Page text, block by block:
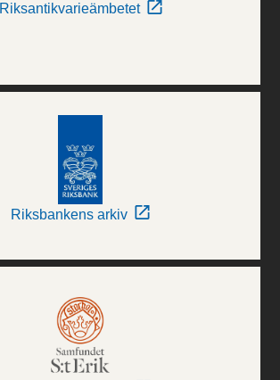
Riksantikvarieämbetet
Riksbankens arkiv